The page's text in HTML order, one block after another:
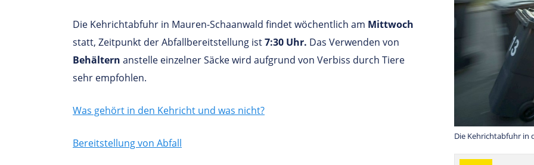
Die Kehrichtabfuhr in Mauren-Schaanwald findet wöchentlich am Mittwoch
statt, Zeitpunkt der Abfallbereitstellung ist7:30 Uhr. Das Verwenden von
Behältern anstelle einzelner Säcke wird aufgrund von Verbiss durch Tiere
sehr empfohlen.
Was gehört in den Kehricht und was nicht?
Bereitstellung von Abfall
Die Kehrichtabfuhr in